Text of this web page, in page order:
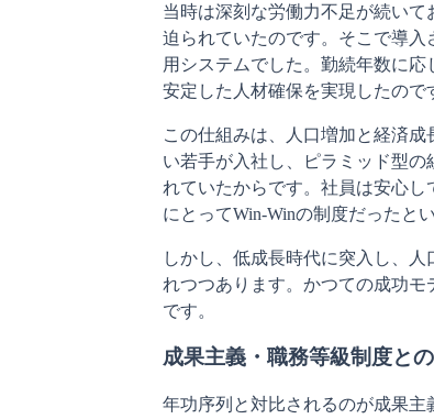
当時は深刻な労働力不足が続い
迫られていたのです。そこで導
用システムでした。勤続年数に応
安定した人材確保を実現したので
この仕組みは、人口増加と経済
い若手が入社し、ピラミッド型
れていたからです。社員は安心
にとってWin-Winの制度だったと
しかし、低成長時代に突入し、
れつつあります。かつての成功
です。
成果主義・職務等級制度と
年功序列と対比されるのが成果